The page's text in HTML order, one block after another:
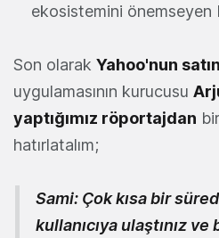
ekosistemini önemseyen
Son olarak Yahoo'nun
uygulamasının kurucusu
yaptığımız röportajdan
hatırlatalım;
Sami: Çok kısa bir
kullanıcıya ulaştınız ve